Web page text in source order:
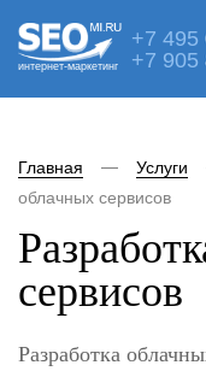
интернет-маркетинг
+7 495
+7 905
Главная Услуги
облачных сервисов
сервисов
Разработка